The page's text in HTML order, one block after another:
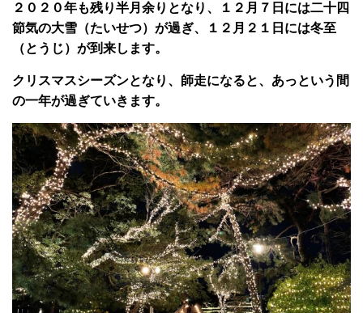
２０２０年も残り半月余りとなり、１２月７日には二十四
節気の大雪（たいせつ）が過ぎ、１２月２１日には冬至
（とうじ）が到来します。
クリスマスシーズンとなり、師走になると、あっという間
の一年が過ぎていきます。